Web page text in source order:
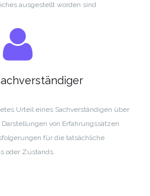
ausgestellt worden sind
Urteil eines Sachverständigen über
Darstellungen von Erfahrungssätzen
für die tatsächliche
oder Zustands.